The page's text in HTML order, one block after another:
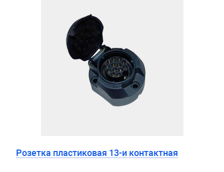
Розетка пластиковая 13-и контактная